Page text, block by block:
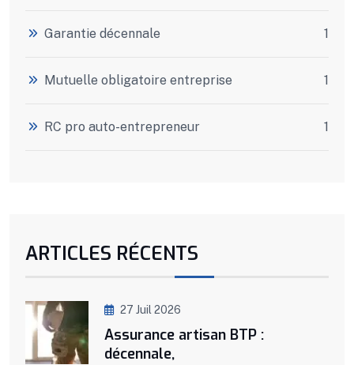
Garantie décennale 1
Mutuelle obligatoire entreprise 1
RC pro auto-entrepreneur 1
ARTICLES RÉCENTS
27 Juil 2026
Assurance artisan BTP :
décennale,